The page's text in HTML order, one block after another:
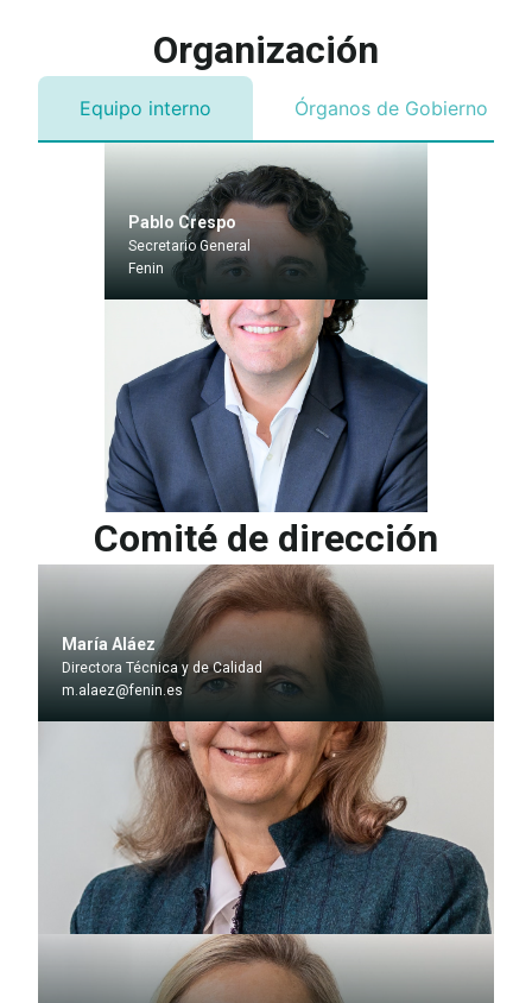
Organización​
Equipo interno Órganos de Gobierno
Pablo Crespo
Secretario General
Fenin
Comité de dirección
María Aláez
Directora Técnica y de Calidad
m.alaez@fenin.es